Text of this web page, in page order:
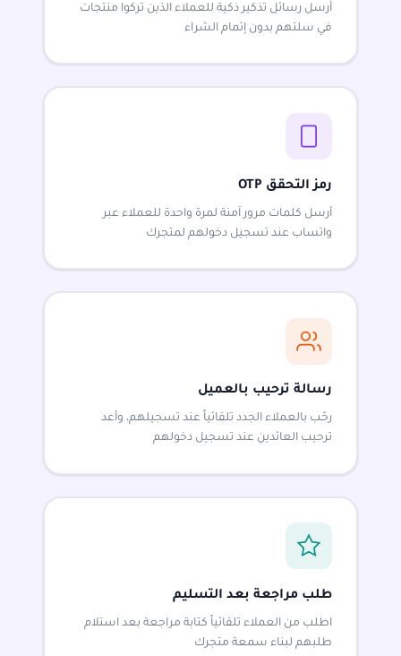
أرسل رسائل تذكير ذكية للعملاء الذين تركوا منتجات
في سلتهم بدون إتمام الشراء
رمز التحقق OTP
أرسل كلمات مرور آمنة لمرة واحدة للعملاء عبر
واتساب عند تسجيل دخولهم لمتجرك
رسالة ترحيب بالعميل
رحّب بالعملاء الجدد تلقائياً عند تسجيلهم، وأعد
ترحيب العائدين عند تسجيل دخولهم
طلب مراجعة بعد التسليم
اطلب من العملاء تلقائياً كتابة مراجعة بعد استلام
طلبهم لبناء سمعة متجرك